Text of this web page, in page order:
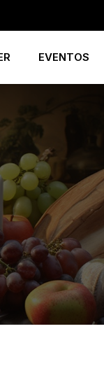
EVENTOS